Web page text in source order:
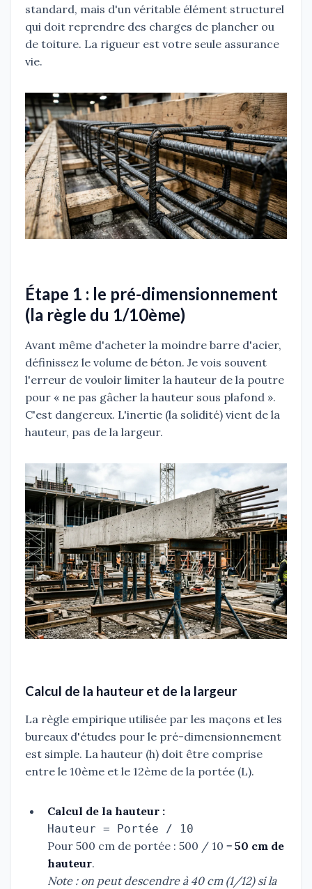
standard, mais d'un véritable élément structurel
qui doit reprendre des charges de plancher ou
de toiture. La rigueur est votre seule assurance
vie.
Étape 1 : le pré-dimensionnement
(la règle du 1/10ème)
Avant même d'acheter la moindre barre d'acier,
définissez le volume de béton. Je vois souvent
l'erreur de vouloir limiter la hauteur de la poutre
pour « ne pas gâcher la hauteur sous plafond ».
C'est dangereux. L'inertie (la solidité) vient de la
hauteur, pas de la largeur.
Calcul de la hauteur et de la largeur
La règle empirique utilisée par les maçons et les
bureaux d'études pour le pré-dimensionnement
est simple. La hauteur (h) doit être comprise
entre le 10ème et le 12ème de la portée (L).
Calcul de la hauteur :
Hauteur = Portée / 10
Pour 500 cm de portée : 500 / 10 = 50 cm de
hauteur.
Note : on peut descendre à 40 cm (1/12) si la